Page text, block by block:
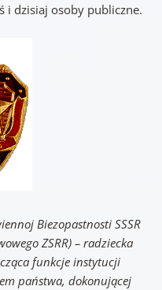
i dzisiaj osoby publiczne.
Biezopastnosti SSSR
ZSRR) – radziecka
funkcje instytucji
państwa, dokonującej